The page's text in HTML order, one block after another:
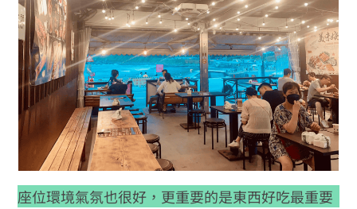
座位環境氣氛也很好，更重要的是東西好吃最重要